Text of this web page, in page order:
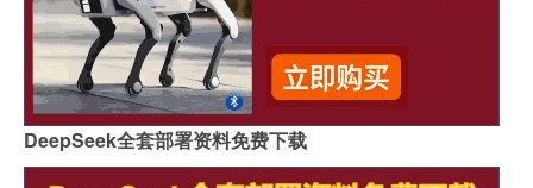
DeepSeek全套部署资料免费下载